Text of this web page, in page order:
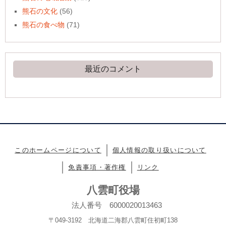
熊石の文化 (56)
熊石の食べ物 (71)
最近のコメント
このホームページについて 個人情報の取り扱いについて
免責事項・著作権 リンク
八雲町役場
法人番号 6000020013463
〒049-3192 北海道二海郡八雲町住初町138